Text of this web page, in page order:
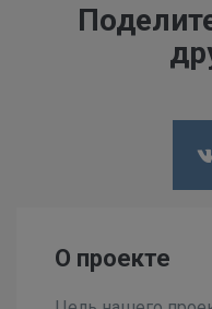
О проекте